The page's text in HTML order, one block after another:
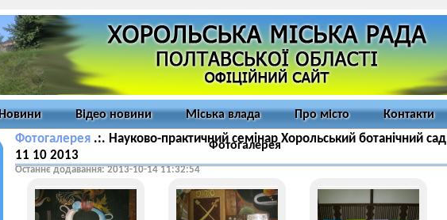
Новини Відео новини Міська влада Про місто Контакти
Фотогалерея
Фотогалерея .:. Науково-практичний семінар Хорольський ботанічний сад
11 10 2013
Останнє додавання: 2013-10-14 11:32:54